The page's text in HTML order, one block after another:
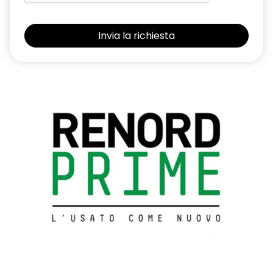
Interruttore avviamento motore
Lane Departure Prevention
Luci diurne Led
Luci posteriori LED (frenata e luci posizione)
Navigatore satellitare NissanConnect con schermo da 12,3"
mappe TomTom, Premium Live Traffic, Aggiornamenti Over
The Air e NissanConnect Services
Paraurti posteriori con inserti grafite